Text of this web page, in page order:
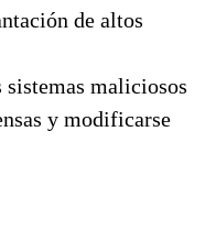
de altos
sistemas maliciosos
y modificarse